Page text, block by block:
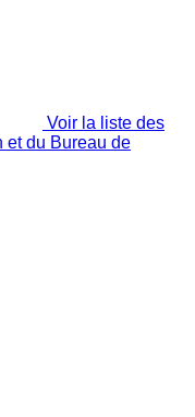
Voir la liste des
et du Bureau de